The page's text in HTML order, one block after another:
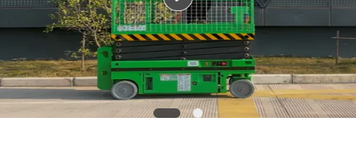
PLAN
DU
SITE
POLITIQUE